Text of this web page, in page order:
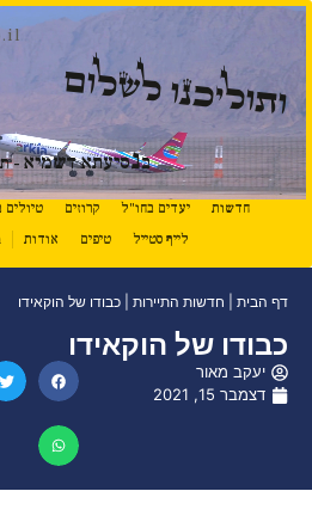
ותוליכנו לשלום
בנסיעתא דשמיא -
חדשות יעדים בחו"ל קרוזים טיולים
לייף סטייל
טיפים אודות
דף הבית חדשות התיירות כבודו של הוקאידו
כבודו של הוקאידו
יעקב מאור
דצמבר 15, 2021